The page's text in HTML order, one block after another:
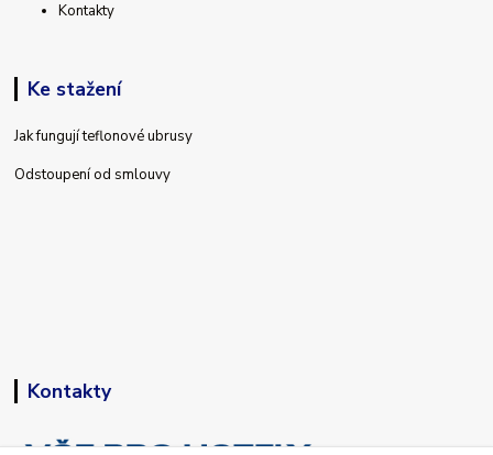
Kontakty
Ke stažení
Jak fungují teflonové ubrusy
Odstoupení od smlouvy
Kontakty